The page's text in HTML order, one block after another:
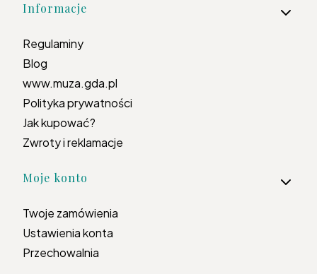
Informacje
Regulaminy
Blog
www.muza.gda.pl
Polityka prywatności
Jak kupować?
Zwroty i reklamacje
Moje konto
Twoje zamówienia
Ustawienia konta
Przechowalnia